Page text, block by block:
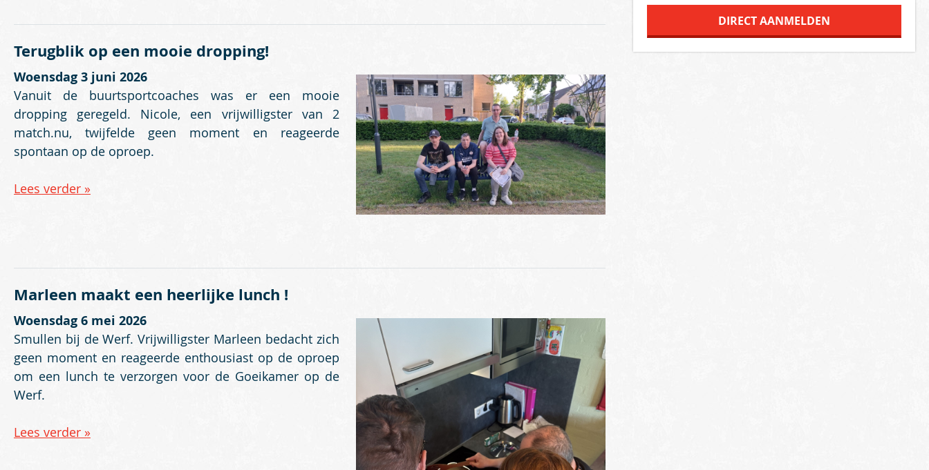
Terugblik op een mooie dropping!
Woensdag 3 juni 2026
Vanuit de buurtsportcoaches was er een mooie
dropping geregeld. Nicole, een vrijwilligster van 2
match.nu, twijfelde geen moment en reageerde
spontaan op de oproep.
Lees verder »
Marleen maakt een heerlijke lunch !
Woensdag 6 mei 2026
Smullen bij de Werf. Vrijwilligster Marleen bedacht zich
geen moment en reageerde enthousiast op de oproep
om een lunch te verzorgen voor de Goeikamer op de
Werf.
Lees verder »
DIRECT AANMELDEN